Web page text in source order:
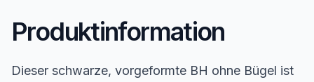
Produktinformation
Dieser schwarze, vorgeformte BH ohne Bügel ist